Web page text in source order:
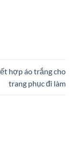
hợp áo trắng cho
trang phục đi làm